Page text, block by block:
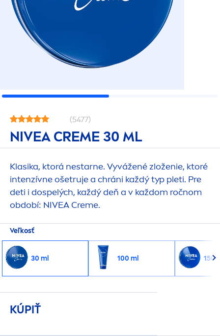
(5477)
NIVEA CREME 30 ML
Klasika, ktorá nestarne. Vyvážené zloženie, ktoré
intenzívne ošetruje a chráni každý typ pleti. Pre
deti i dospelých, každý deň a v každom ročnom
období: NIVEA Creme.
Veľkosť
30 ml 100 ml 150
KÚPIŤ